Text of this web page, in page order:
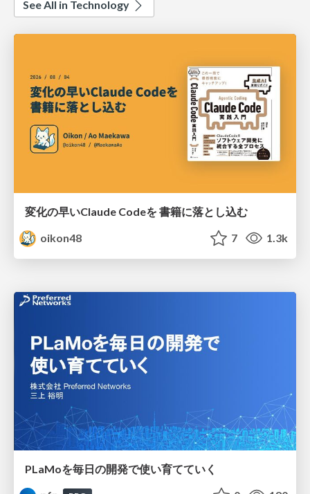
See All in Technology
変化の早いClaude Codeを 書籍に落とし込む
oikon48
7 1.3k
PLaMoを毎日の開発で使い育てていく